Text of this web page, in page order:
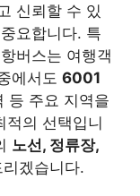
신뢰할 수 있
요합니다. 특
버스는 여행객
에서도 6001
등 주요 지역을
적의 선택입니
노선, 정류장,
겠습니다.